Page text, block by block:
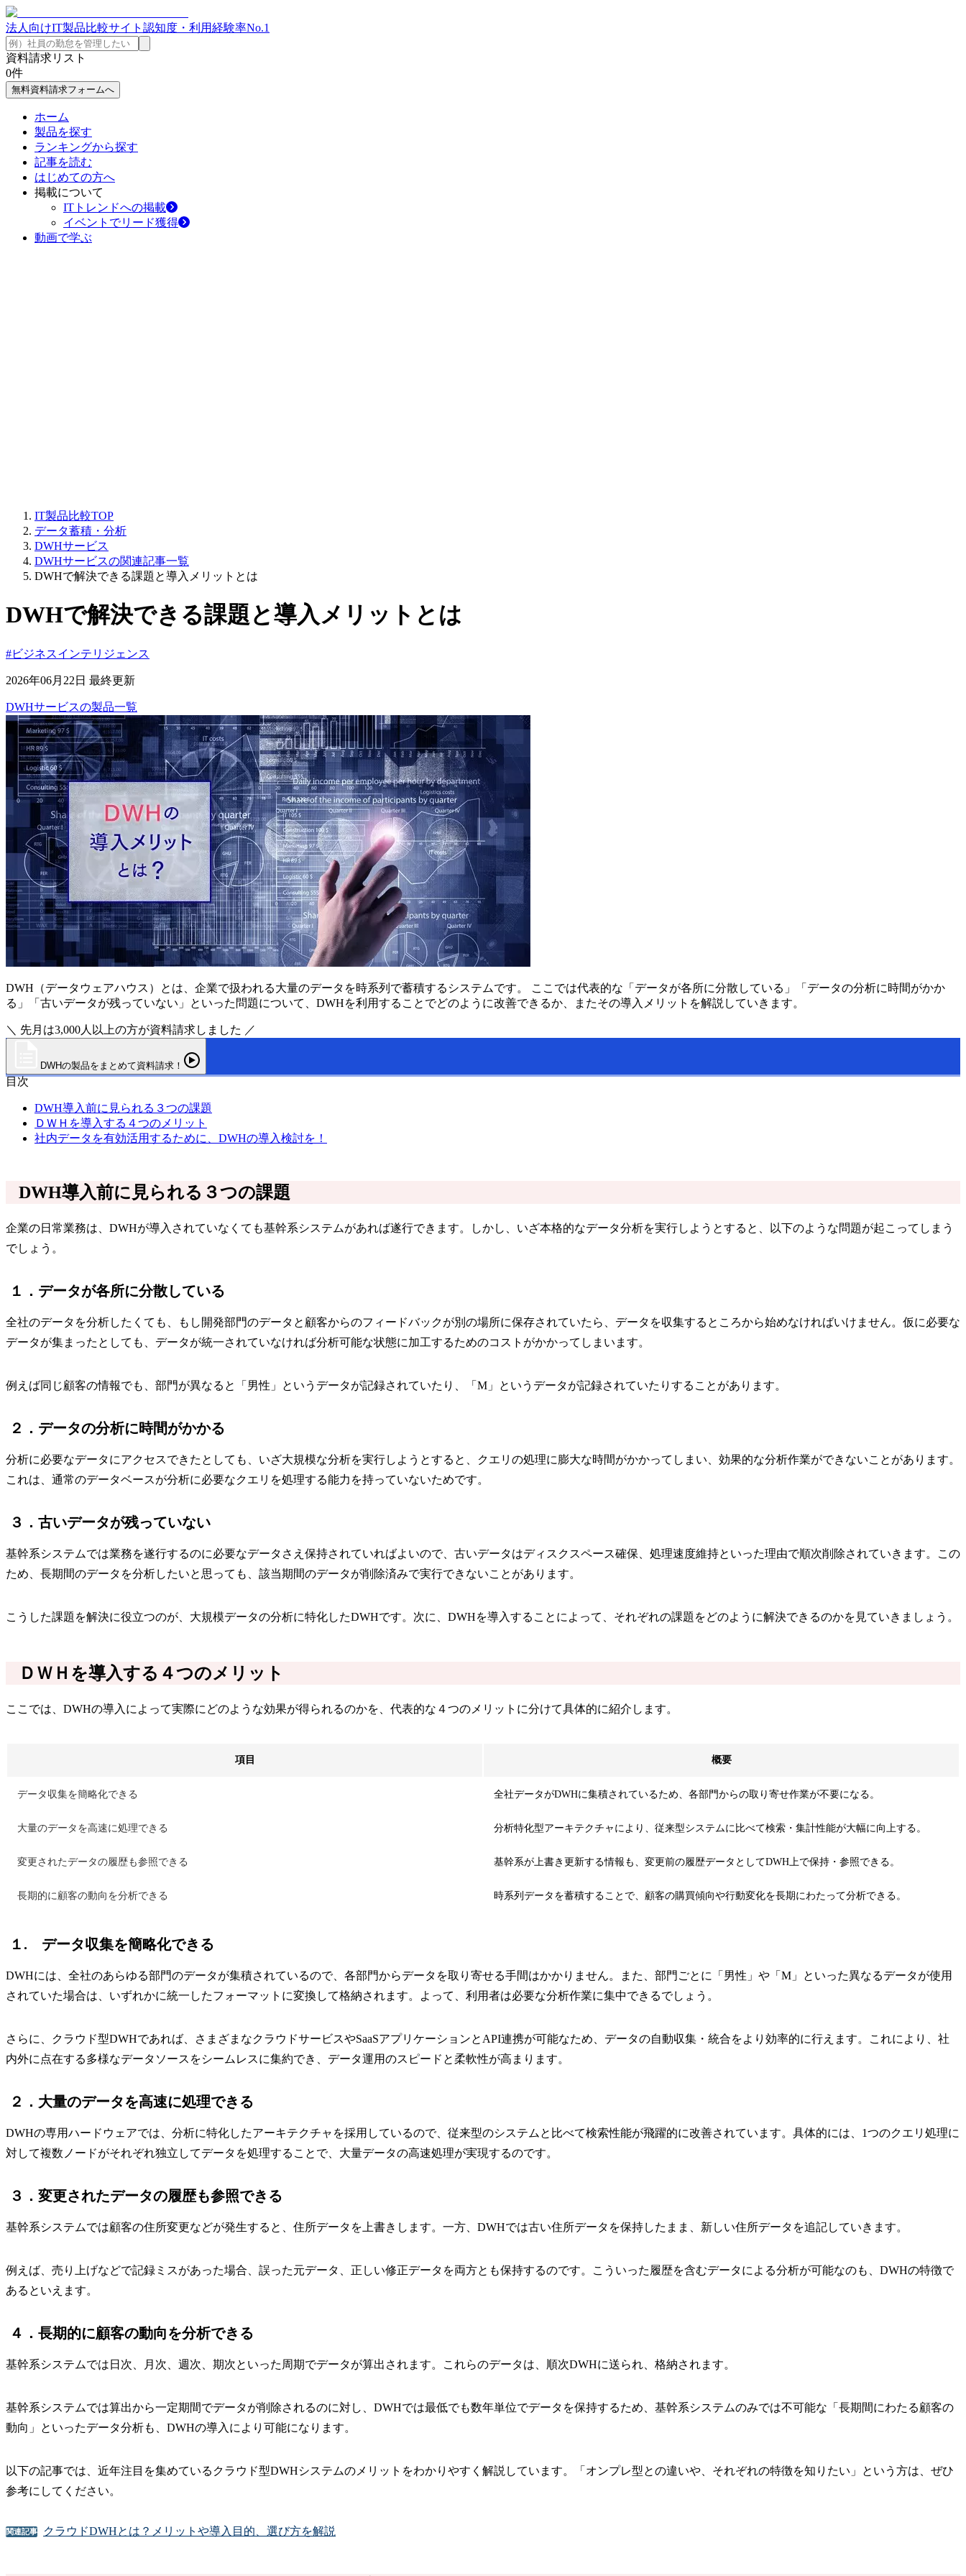
法人向けIT製品比較サイト 認知度・利用経験率No.1
資料請求リスト
0件
無料資料請求フォームへ
ホーム
製品を探す
ランキングから探す
記事を読む
はじめての方へ
掲載について
ITトレンドへの掲載
イベントでリード獲得
動画で学ぶ
IT製品比較TOP
データ蓄積・分析
DWHサービス
DWHサービスの関連記事一覧
DWHで解決できる課題と導入メリットとは
DWHで解決できる課題と導入メリットとは
#ビジネスインテリジェンス
2026年06月22日 最終更新
DWHサービスの製品一覧
DWH（データウェアハウス）とは、企業で扱われる大量のデータを時系列で蓄積するシステムです。 ここでは代表的な「データが各所に分散している」「データの分析に時間がかか
る」「古いデータが残っていない」といった問題について、DWHを利用することでどのように改善できるか、またその導入メリットを解説していきます。
＼ 先月は3,000人以上の方が資料請求しました ／
DWHの製品をまとめて資料請求！
目次
DWH導入前に見られる３つの課題
ＤＷＨを導入する４つのメリット
社内データを有効活用するために、DWHの導入検討を！
DWH導入前に見られる３つの課題
企業の日常業務は、DWHが導入されていなくても基幹系システムがあれば遂行できます。しかし、いざ本格的なデータ分析を実行しようとすると、以下のような問題が起こってしまう
でしょう。
１．データが各所に分散している
全社のデータを分析したくても、もし開発部門のデータと顧客からのフィードバックが別の場所に保存されていたら、データを収集するところから始めなければいけません。仮に必要な
データが集まったとしても、データが統一されていなければ分析可能な状態に加工するためのコストがかかってしまいます。
例えば同じ顧客の情報でも、部門が異なると「男性」というデータが記録されていたり、「M」というデータが記録されていたりすることがあります。
２．データの分析に時間がかかる
分析に必要なデータにアクセスできたとしても、いざ大規模な分析を実行しようとすると、クエリの処理に膨大な時間がかかってしまい、効果的な分析作業ができないことがあります。
これは、通常のデータベースが分析に必要なクエリを処理する能力を持っていないためです。
３．古いデータが残っていない
基幹系システムでは業務を遂行するのに必要なデータさえ保持されていればよいので、古いデータはディスクスペース確保、処理速度維持といった理由で順次削除されていきます。この
ため、長期間のデータを分析したいと思っても、該当期間のデータが削除済みで実行できないことがあります。
こうした課題を解決に役立つのが、大規模データの分析に特化したDWHです。次に、DWHを導入することによって、それぞれの課題をどのように解決できるのかを見ていきましょう。
ＤＷＨを導入する４つのメリット
ここでは、DWHの導入によって実際にどのような効果が得られるのかを、代表的な４つのメリットに分けて具体的に紹介します。
項目 概要
データ収集を簡略化できる 全社データがDWHに集積されているため、各部門からの取り寄せ作業が不要になる。
大量のデータを高速に処理できる 分析特化型アーキテクチャにより、従来型システムに比べて検索・集計性能が大幅に向上する。
変更されたデータの履歴も参照できる 基幹系が上書き更新する情報も、変更前の履歴データとしてDWH上で保持・参照できる。
長期的に顧客の動向を分析できる 時系列データを蓄積することで、顧客の購買傾向や行動変化を長期にわたって分析できる。
１. データ収集を簡略化できる
DWHには、全社のあらゆる部門のデータが集積されているので、各部門からデータを取り寄せる手間はかかりません。また、部門ごとに「男性」や「M」といった異なるデータが使用
されていた場合は、いずれかに統一したフォーマットに変換して格納されます。よって、利用者は必要な分析作業に集中できるでしょう。
さらに、クラウド型DWHであれば、さまざまなクラウドサービスやSaaSアプリケーションとAPI連携が可能なため、データの自動収集・統合をより効率的に行えます。これにより、社
内外に点在する多様なデータソースをシームレスに集約でき、データ運用のスピードと柔軟性が高まります。
２．大量のデータを高速に処理できる
DWHの専用ハードウェアでは、分析に特化したアーキテクチャを採用しているので、従来型のシステムと比べて検索性能が飛躍的に改善されています。具体的には、1つのクエリ処理に
対して複数ノードがそれぞれ独立してデータを処理することで、大量データの高速処理が実現するのです。
３．変更されたデータの履歴も参照できる
基幹系システムでは顧客の住所変更などが発生すると、住所データを上書きします。一方、DWHでは古い住所データを保持したまま、新しい住所データを追記していきます。
例えば、売り上げなどで記録ミスがあった場合、誤った元データ、正しい修正データを両方とも保持するのです。こういった履歴を含むデータによる分析が可能なのも、DWHの特徴で
あるといえます。
４．長期的に顧客の動向を分析できる
基幹系システムでは日次、月次、週次、期次といった周期でデータが算出されます。これらのデータは、順次DWHに送られ、格納されます。
基幹系システムでは算出から一定期間でデータが削除されるのに対し、DWHでは最低でも数年単位でデータを保持するため、基幹系システムのみでは不可能な「長期間にわたる顧客の
動向」といったデータ分析も、DWHの導入により可能になります。
以下の記事では、近年注目を集めているクラウド型DWHシステムのメリットをわかりやすく解説しています。「オンプレ型との違いや、それぞれの特徴を知りたい」という方は、ぜひ
参考にしてください。
関連記事 クラウドDWHとは？メリットや導入目的、選び方を解説